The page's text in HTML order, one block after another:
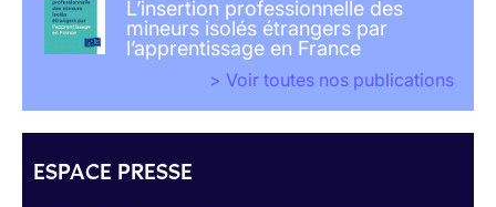
L’insertion professionnelle des
mineurs isolés étrangers par
l’apprentissage en France
> Voir toutes nos publications
ESPACE PRESSE